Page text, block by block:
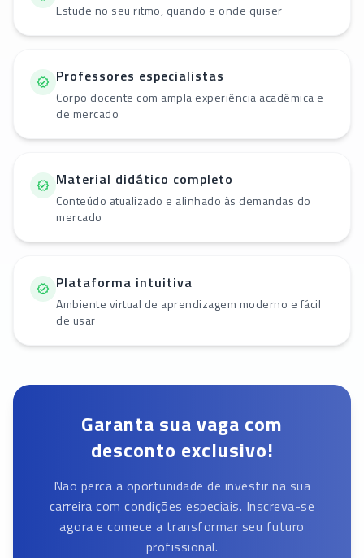
Estude no seu ritmo, quando e onde quiser
Professores especialistas
Corpo docente com ampla experiência acadêmica e
de mercado
Material didático completo
Conteúdo atualizado e alinhado às demandas do
mercado
Plataforma intuitiva
Ambiente virtual de aprendizagem moderno e fácil
de usar
Garanta sua vaga com
desconto exclusivo!
Não perca a oportunidade de investir na sua
carreira com condições especiais. Inscreva-se
agora e comece a transformar seu futuro
profissional.